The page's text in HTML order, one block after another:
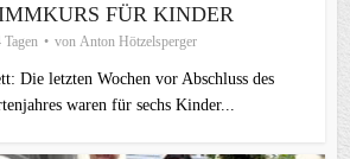
FÜR KINDER
von Anton Hötzelsperger
Die letzten Wochen vor Abschluss des
waren für sechs Kinder...